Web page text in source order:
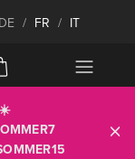
DE / FR / IT
☀️